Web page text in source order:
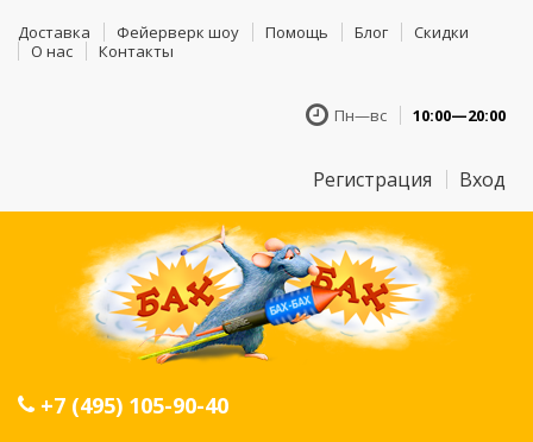
Доставка Фейерверк шоу Помощь Блог
Скидки
О нас
Контакты
Пн—вс 10:00—20:00
Регистрация Вход
+7 (495) 105-90-40